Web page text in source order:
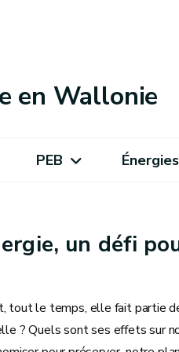
en Wallonie
PEB
un défi
tout le temps, elle fait partie
? Quels sont ses effets sur